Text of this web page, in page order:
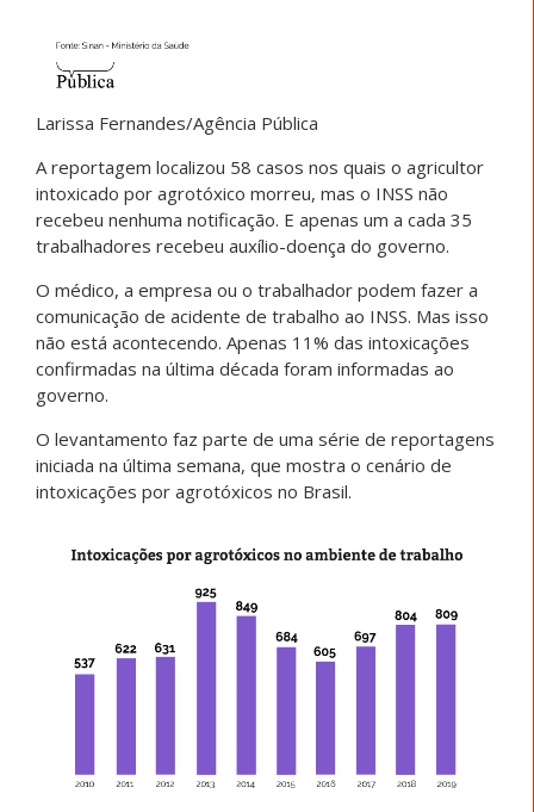
Larissa Fernandes/Agência Pública
A reportagem localizou 58 casos nos quais o agricultor
intoxicado por agrotóxico morreu, mas o INSS não
recebeu nenhuma notificação. E apenas um a cada 35
trabalhadores recebeu auxílio-doença do governo.
O médico, a empresa ou o trabalhador podem fazer a
comunicação de acidente de trabalho ao INSS. Mas isso
não está acontecendo. Apenas 11% das intoxicações
confirmadas na última década foram informadas ao
governo.
O levantamento faz parte de uma série de reportagens
iniciada na última semana, que mostra o cenário de
intoxicações por agrotóxicos no Brasil.